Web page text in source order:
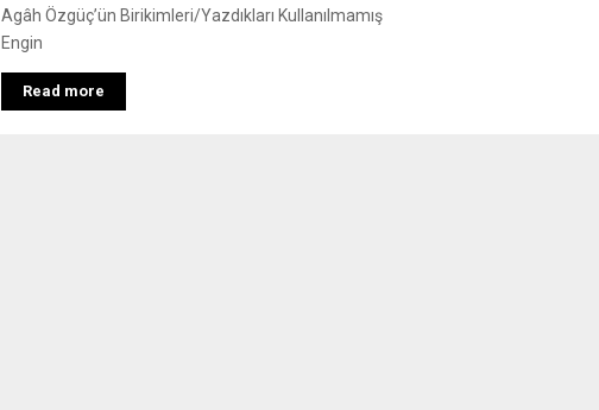
Agâh Özgüç’ün Birikimleri/Yazdıkları Kullanılmamış
Engin
Read more